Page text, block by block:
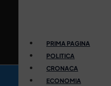
PRIMA PAGINA
POLITICA
CRONACA
ECONOMIA